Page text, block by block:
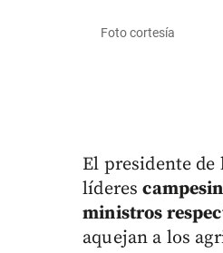
Foto cortesía
El presidente
líderes
ministros
aquejan a los